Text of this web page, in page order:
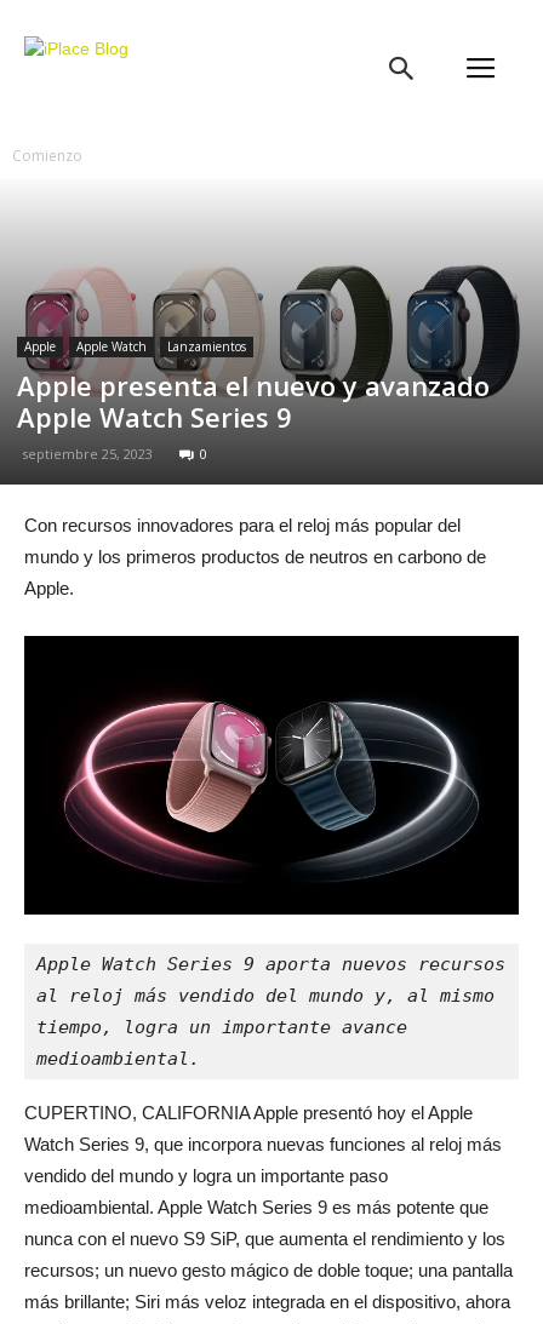
Comienzo
Apple Apple Watch Lanzamientos
Apple presenta el nuevo y avanzado
Apple Watch Series 9
septiembre 25, 2023 0
Con recursos innovadores para el reloj más popular del
mundo y los primeros productos de neutros en carbono de
Apple.
Apple Watch Series 9 aporta nuevos recursos
al reloj más vendido del mundo y, al mismo
tiempo, logra un importante avance
medioambiental.
CUPERTINO, CALIFORNIA Apple presentó hoy el Apple
Watch Series 9, que incorpora nuevas funciones al reloj más
vendido del mundo y logra un importante paso
medioambiental. Apple Watch Series 9 es más potente que
nunca con el nuevo S9 SiP, que aumenta el rendimiento y los
recursos; un nuevo gesto mágico de doble toque; una pantalla
más brillante; Siri más veloz integrada en el dispositivo, ahora